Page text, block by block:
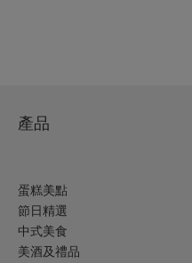
產品
蛋糕美點
節日精選
中式美食
美酒及禮品